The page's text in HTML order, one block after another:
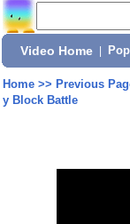
Video Home
Home>> Previous
y Block Battle